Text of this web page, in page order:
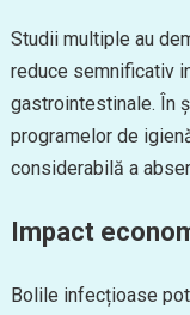
Studii multiple au
reduce semnificativ
gastrointestinale. În
programelor de
considerabilă a
Impact
Bolile infecțioase